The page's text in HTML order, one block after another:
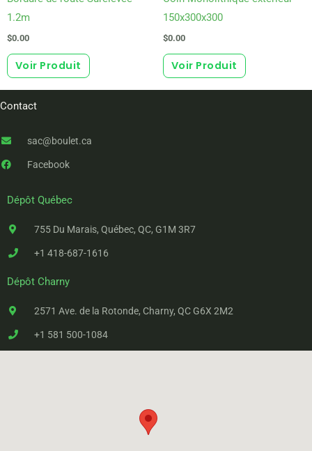
1.2m
$0.00
Voir Produit
150x300x300
$0.00
Voir Produit
Contact
sac@boulet.ca
Facebook
Dépôt Québec
755 Du Marais, Québec, QC, G1M 3R7
+1 418-687-1616
Dépôt Charny
2571 Ave. de la Rotonde, Charny, QC G6X 2M2
+1 581 500-1084